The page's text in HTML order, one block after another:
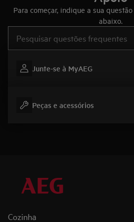
Para começar, indique a sua
abaixo.
Junte-se à MyAEG
Peças e acessórios
Cozinha